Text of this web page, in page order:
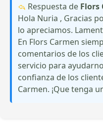
Respuesta de Flors
Hola Nuria , Gracias
lo apreciamos.
En Flors Carmen
comentarios de los
servicio para
confianza de los
Carmen. ¡Que tenga